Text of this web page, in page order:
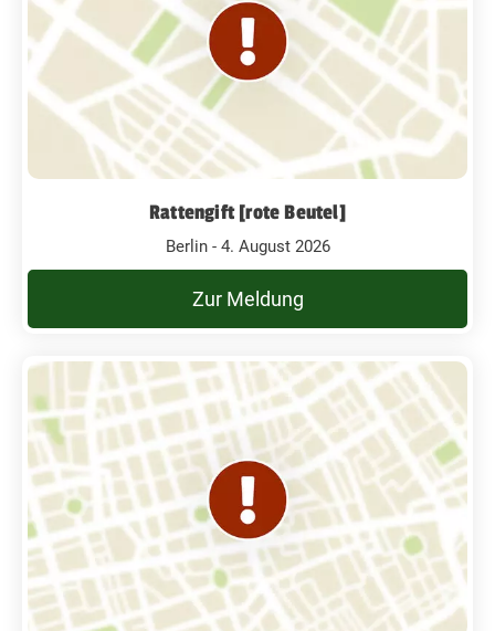
Rattengift [rote Beutel]
Berlin - 4. August 2026
Zur Meldung